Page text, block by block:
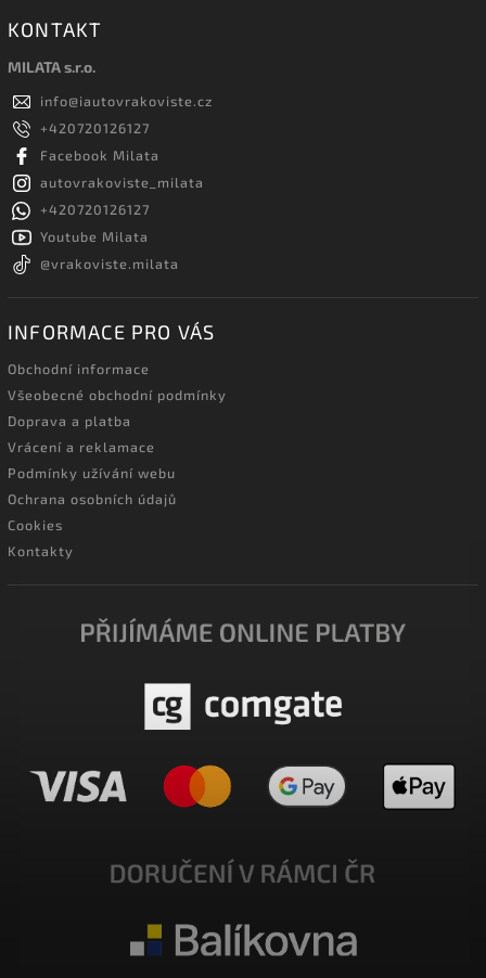
KONTAKT
MILATA s.r.o.
info@iautovrakoviste.cz
+420720126127
Facebook Milata
autovrakoviste_milata
+420720126127
Youtube Milata
@vrakoviste.milata
INFORMACE PRO VÁS
Obchodní informace
Všeobecné obchodní podmínky
Doprava a platba
Vrácení a reklamace
Podmínky užívání webu
Ochrana osobních údajů
Cookies
Kontakty